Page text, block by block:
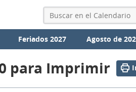
Feriados 2027 Agosto de
para Imprimir